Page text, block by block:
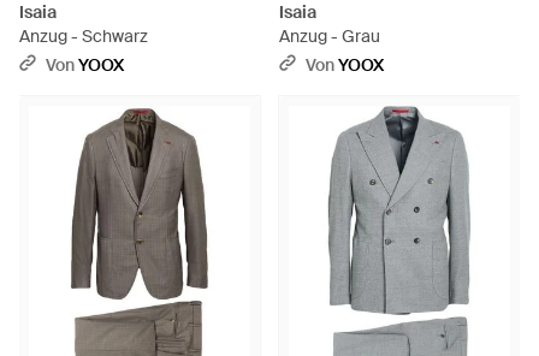
Isaia
Anzug - Schwarz
VonYOOX
Isaia
Anzug - Grau
VonYOOX